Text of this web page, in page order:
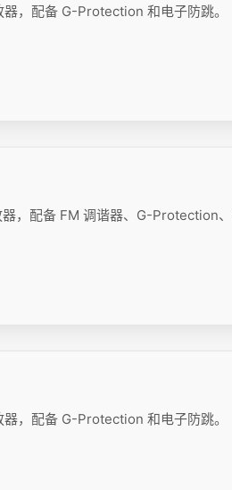
，配备 G-Protection 和电子防跳。
，配备 FM 调谐器、G-Protection
，配备 G-Protection 和电子防跳。